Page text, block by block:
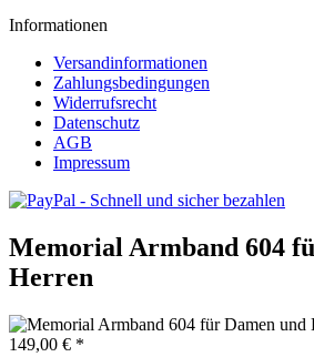
Informationen
Versandinformationen
Zahlungsbedingungen
Widerrufsrecht
Datenschutz
AGB
Impressum
Memorial Armband 604
Herren
149,00 € *